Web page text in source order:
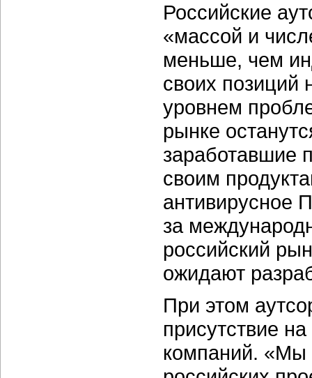
Российские
«массой и
меньше, чем
своих позиций
уровнем
рынке
заработавшие
своим
антивирусное
за
российский
ожидают
При этом
присутствие
компаний. «Мы